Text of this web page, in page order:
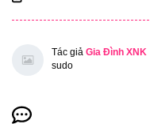
Tác giả Gia Đình XNK
sudo